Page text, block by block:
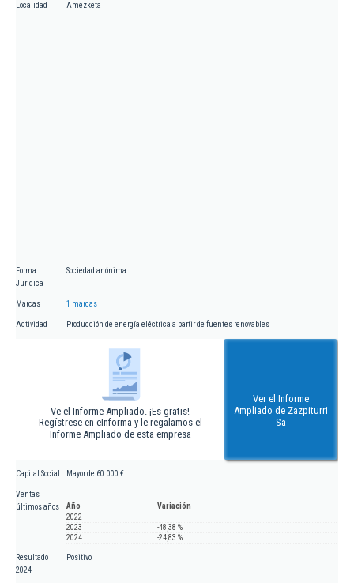
Localidad Amezketa
Forma
Jurídica
Sociedad anónima
Marcas 1 marcas
Actividad Producción de energía eléctrica a partir de fuentes renovables
Ve el Informe Ampliado. ¡Es gratis!
Regístrese en eInforma y le regalamos el
Informe Ampliado de esta empresa
Ver el Informe
Ampliado de Zazpiturri
Sa
Capital Social Mayor de 60.000 €
Ventas
últimos años
Año
Variación
2022
2023
-48,38 %
2024
-24,83 %
Resultado
2024
Positivo